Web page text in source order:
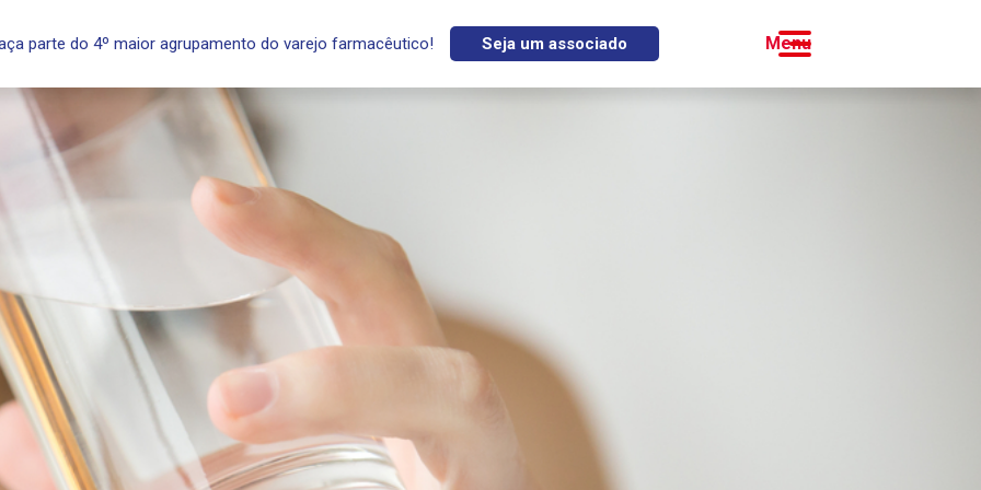
parte do 4º maior agrupamento do varejo farmacêutico! Seja um associado